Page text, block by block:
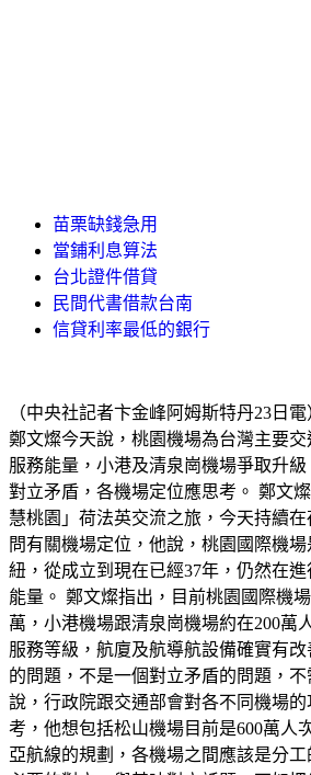
苗栗缺錢急用
當鋪利息算法
台北證件借貸
民間代書借款台南
信貸利率最低的銀行
（中央社記者卞金峰阿姆斯特丹23日
鄭文燦今天說，桃園機場為台灣主要
服務能量，小港及清泉崗機場爭取升
對立矛盾，各機場定位應思考。 鄭文
慧桃園」荷法英交流之旅，今天持續
問有關機場定位，他說，桃園國際機
紐，從成立到現在已經37年，仍然在
能量。 鄭文燦指出，目前桃園國際機
萬，小港機場跟清泉崗機場約在200萬
服務等級，航廈及航導航設備確實有
的問題，不是一個對立矛盾的問題，
說，行政院跟交通部會對各不同機場
考，他想包括松山機場目前是600萬人
亞航線的規劃，各機場之間應該是分